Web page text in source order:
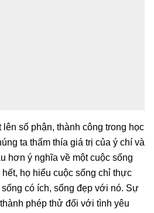
số phận, thành công trong học
ta thấm thía giá trị của ý chí và
hơn ý nghĩa về một cuộc sống
họ hiểu cuộc sống chỉ thực
có ích, sống đẹp với nó. Sự
phép thử đối với tình yêu